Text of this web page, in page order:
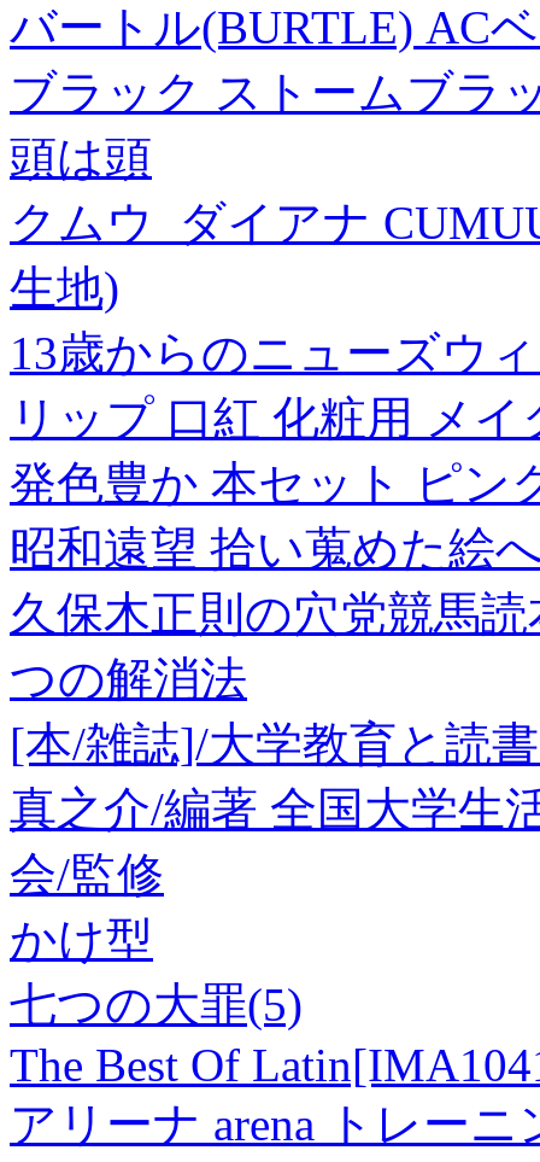
バートル(BURTLE) AC
ブラック ストームブラ
頭は頭
クムウ_ダイアナ
生地)
13歳からのニューズウ
リップ 口紅 化粧用 メ
発色豊か 本セット ピン
昭和遠望 拾い蒐めた絵
久保木正則の穴党競馬
つの解消法
[本/雑誌]/大学教育と読
真之介/編著 全国大学生
会/監修
かけ型
七つの大罪(5)
The Best Of
アリーナ arena トレー